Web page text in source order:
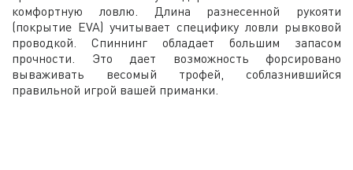
комфортную ловлю. Длина разнесенной рукояти
(покрытие EVA) учитывает специфику ловли рывковой
проводкой. Спиннинг обладает большим запасом
прочности. Это дает возможность форсировано
вываживать весомый трофей, соблазнившийся
правильной игрой вашей приманки.